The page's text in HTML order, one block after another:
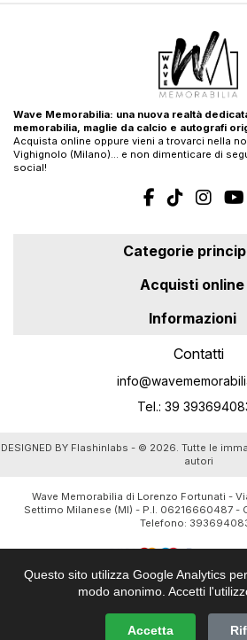
Questo sito utilizza Google Analytics
modo anonimo. Accetti
Accetta
Wave Memorabilia: una nuova realtà
memorabilia, maglie da calcio e autografi
Acquista online oppure vieni a trovarci nella
Vighignolo (Milano)… e non dimenticare di
social!
Categorie
Acquisti online
Informazioni
Contatti
Tel.: 39
DESIGNED BY Flashinlabs - © 2026. Tutte le
autori
Wave Memorabilia di Lorenzo Fortunati -
Settimo Milanese (MI) - P.I. 06216660487 -
Telefono: